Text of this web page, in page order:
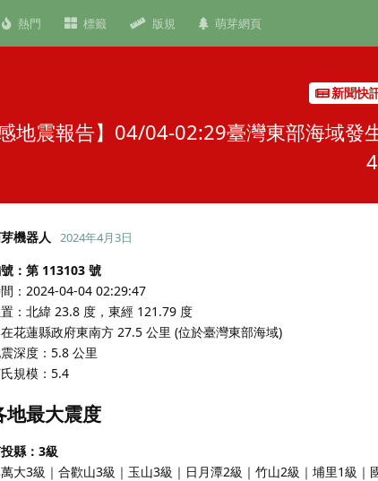
熱門 標籤 版規 萌芽網頁
新聞快
感地震報告】04/04-02:29臺灣東部海域
機器人 2024年4月3日
：第 113103 號
：2024-04-04 02:29:47
：北緯 23.8 度，東經 121.79 度
花蓮縣政府東南方 27.5 公里 (位於臺灣東部海域)
深度：5.8 公里
規模：5.4
地最大震度
縣：3級
大3級｜合歡山3級｜玉山3級｜日月潭2級｜竹山2級｜埔里1級｜